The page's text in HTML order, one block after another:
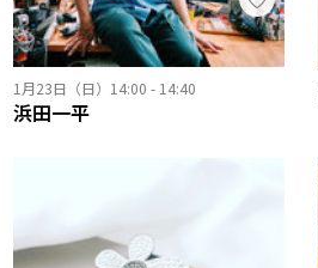
1月23日（日）14:00 - 14:40
浜田一平